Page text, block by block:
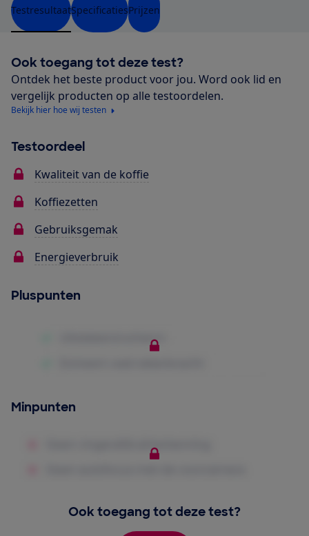
TestresultaatSpecificatiesPrijzen
Ook toegang tot deze test?
Ontdek het beste product voor jou. Word ook lid en
vergelijk producten op alle testoordelen.
Bekijk hier hoe wij testen
Testoordeel
Kwaliteit van de koffie
Koffiezetten
Gebruiksgemak
Energieverbruik
Pluspunten
Minpunten
Ook toegang tot deze test?